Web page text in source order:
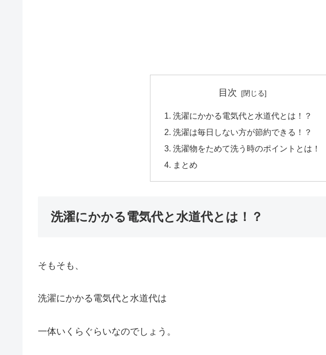
目次
洗濯にかかる電気代と水道代とは！？
洗濯は毎日しない方が節約できる！？
洗濯物をためて洗う時のポイントとは！
まとめ
洗濯にかかる電気代と水道代とは！？
そもそも、
洗濯にかかる電気代と水道代は
一体いくらぐらいなのでしょう。